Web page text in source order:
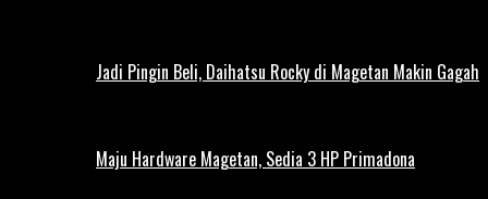
Jadi Pingin Beli, Daihatsu Rocky di Magetan Makin Gagah
Maju Hardware Magetan, Sedia 3 HP Primadona